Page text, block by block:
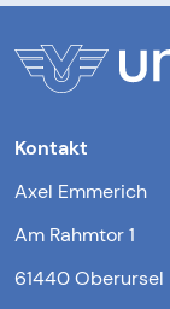
Kontakt
Axel Emmerich
Am Rahmtor 1
61440 Oberursel